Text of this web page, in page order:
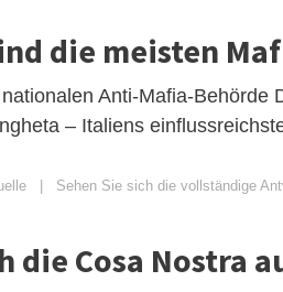
die meisten
Anti-Mafia-Behörde
– Italiens
| Sehen Sie sich die vollständige
die Cosa Nostra